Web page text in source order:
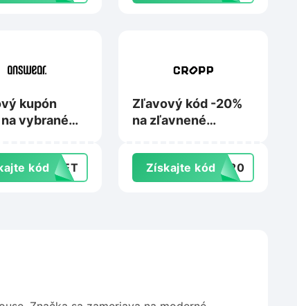
Vivantis.sk
kupón
vybrané
2 kusov
kódCRET
Zľavový kód -20%
na zľavnené
min. 5 kusov na
Cropp.com
Získajte kódRA20